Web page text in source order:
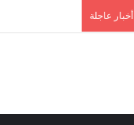
أخبار عاجلة